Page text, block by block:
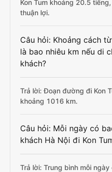
Kon Tum khoảng 20.5
thuận lợi.
Câu hỏi: Khoảng cách
là bao nhiêu km nếu di
khách?
Trả lời: Đoạn đường đi Kon
khoảng 1016 km.
Câu hỏi: Mỗi ngày có
khách Hà Nội đi Kon
Trả lời: Trung bình mỗi